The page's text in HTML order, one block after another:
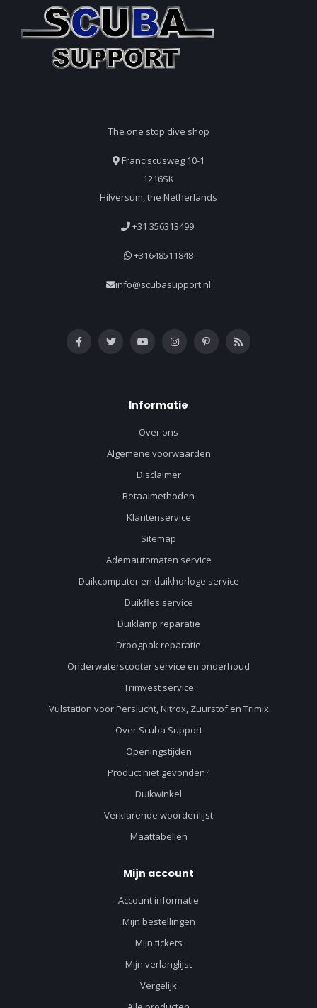
The one stop dive shop
Franciscusweg 10-1
1216SK
Hilversum, the Netherlands
+31 356313499
+31648511848
info@scubasupport.nl
Informatie
Over ons
Algemene voorwaarden
Disclaimer
Betaalmethoden
Klantenservice
Sitemap
Ademautomaten service
Duikcomputer en duikhorloge service
Duikfles service
Duiklamp reparatie
Droogpak reparatie
Onderwaterscooter service en onderhoud
Trimvest service
Vulstation voor Perslucht, Nitrox, Zuurstof en Trimix
Over Scuba Support
Openingstijden
Product niet gevonden?
Duikwinkel
Verklarende woordenlijst
Maattabellen
Mijn account
Account informatie
Mijn bestellingen
Mijn tickets
Mijn verlanglijst
Vergelijk